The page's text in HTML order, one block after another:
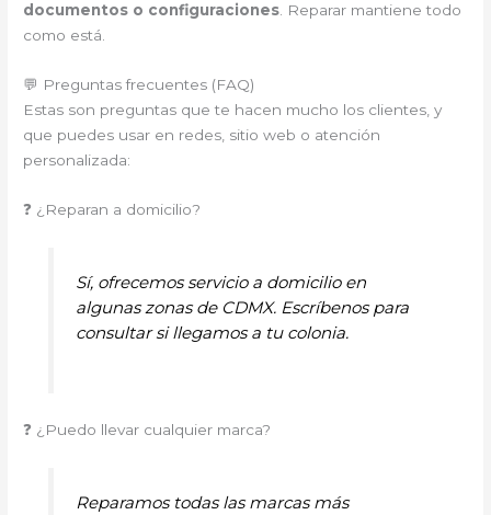
documentos o configuraciones. Reparar mantiene todo
como está.
💬 Preguntas frecuentes (FAQ)
Estas son preguntas que te hacen mucho los clientes, y
que puedes usar en redes, sitio web o atención
personalizada:
❓ ¿Reparan a domicilio?
Sí, ofrecemos servicio a domicilio en
algunas zonas de CDMX. Escríbenos para
consultar si llegamos a tu colonia.
❓ ¿Puedo llevar cualquier marca?
Reparamos todas las marcas más